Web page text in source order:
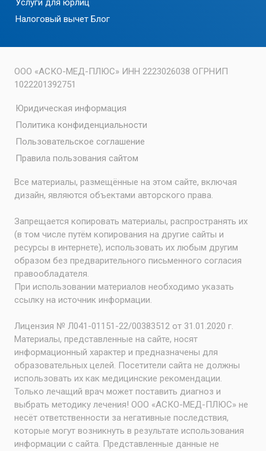
Услуги для юрлиц
Налоговый вычет Блог
ООО «АСКО-МЕД-ПЛЮС» ИНН 2223026038 ОГРНИП
1022201392751
Юридическая информация
Политика конфиденциальности
Пользовательское соглашение
Правила пользования сайтом
Все материалы, размещённые на этом сайте, включая
дизайн, являются объектами авторского права.
Запрещается копировать материалы, распространять их
(в том числе путём копирования на другие сайты и
ресурсы в интернете), использовать их любым другим
образом без предварительного письменного согласия
правообладателя.
При использовании материалов необходимо указать
ссылку на источник информации.
Лицензия № Л041-01151-22/00383512 от 31.01.2020 г.
Материалы, представленные на сайте, носят
информационный характер и предназначены для
образовательных целей. Посетители сайта не должны
использовать их как медицинские рекомендации.
Только лечащий врач может поставить диагноз и
выбрать методику лечения! ООО «АСКО-МЕД-ПЛЮС» не
несёт ответственности за негативные последствия,
которые могут возникнуть в результате использования
информации с сайта. Представленные данные не